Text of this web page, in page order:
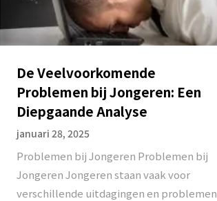
De Veelvoorkomende
Problemen bij Jongeren: Een
Diepgaande Analyse
januari 28, 2025
Problemen bij Jongeren Problemen bij
Jongeren Jongeren staan vaak voor
verschillende uitdagingen en problemen